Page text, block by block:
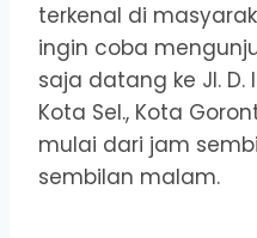
terkenal di
ingin coba
saja datang ke Jl. D.
Kota Sel., Kota
mulai dari jam
sembilan malam.